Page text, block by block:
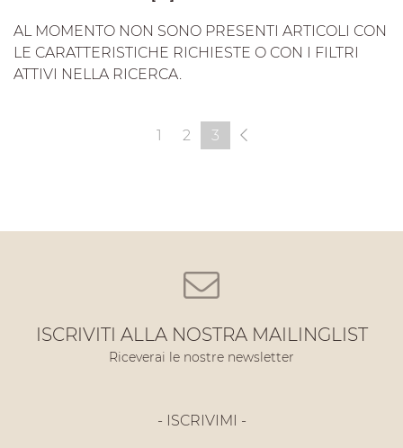
AL MOMENTO NON SONO PRESENTI ARTICOLI CON
LE CARATTERISTICHE RICHIESTE O CON I FILTRI
ATTIVI NELLA RICERCA.
1 2 3
ISCRIVITI ALLA NOSTRA MAILINGLIST
Riceverai le nostre newsletter
- ISCRIVIMI -